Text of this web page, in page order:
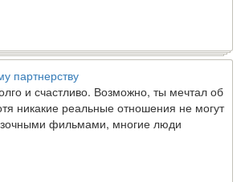
партнерству
и счастливо. Возможно, ты мечтал об
никакие реальные отношения не могут
фильмами, многие люди